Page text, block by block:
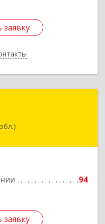
94
Красноармейск г,